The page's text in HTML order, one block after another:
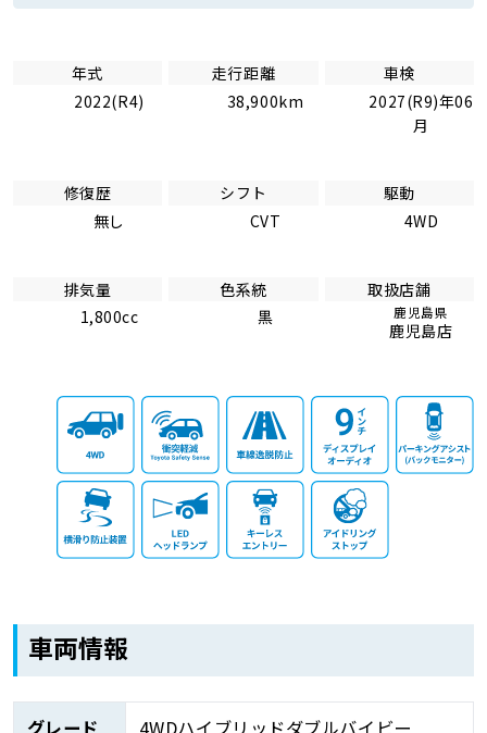
年式
2022(R4)
走行距離
38,900km
車検
2027(R9)年06
月
修復歴
無し
シフト
CVT
駆動
4WD
排気量
1,800cc
色系統
黒
取扱店舗
鹿児島県
鹿児島店
車両情報
グレード
4WDハイブリッドダブルバイビー